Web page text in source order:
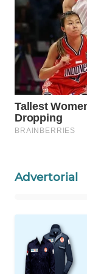
Advertorial
WAHANA
ADVOKAT
WAHANA
INFRASTRUKTUR
WAHANA
KONSUMEN
LISTRIK
TRAVEL
WAHANA
TV